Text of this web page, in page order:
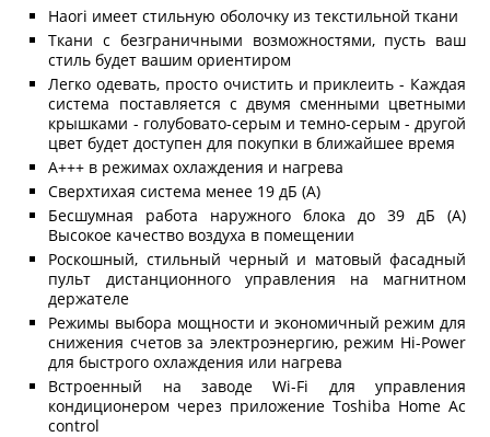
Haori имеет стильную оболочку из текстильной ткани
Ткани с безграничными возможностями, пусть ваш
стиль будет вашим ориентиром
Легко одевать, просто очистить и приклеить - Каждая
система поставляется с двумя сменными цветными
крышками - голубовато-серым и темно-серым - другой
цвет будет доступен для покупки в ближайшее время
A+++ в режимах охлаждения и нагрева
Сверхтихая система менее 19 дБ (A)
Бесшумная работа наружного блока до 39 дБ (A)
Высокое качество воздуха в помещении
Роскошный, стильный черный и матовый фасадный
пульт дистанционного управления на магнитном
держателе
Режимы выбора мощности и экономичный режим для
снижения счетов за электроэнергию, режим Hi-Power
для быстрого охлаждения или нагрева
Встроенный на заводе Wi-Fi для управления
кондиционером через приложение Toshiba Home Ac
control